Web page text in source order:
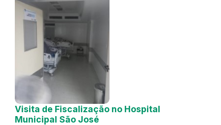
Visita de Fiscalização no Hospital
Municipal São José